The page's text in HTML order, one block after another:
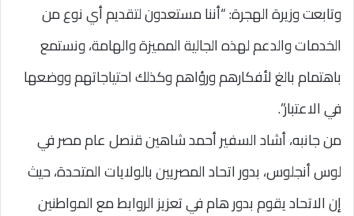
وتابعت وزيرة الهجرة: “أننا مستعدون لتقديم أي نوع من
الخدمات والدعم لهذه الجالية المميزة والهامة، ونستمع
باهتمام بالغ لأفكارهم ورؤاهم وكذلك احتياجاتهم ووضعها
في الاعتبار”.
من جانبه، أشاد السفير أحمد شاهين قنصل عام مصر في
لوس أنجلوس، بدور اتحاد المصريين بالولايات المتحدة، حيث
إن الاتحاد يقوم بدور هام في تعزيز الروابط مع المواطنين